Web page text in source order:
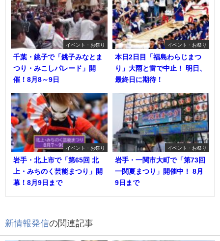
イベント・お祭り
千葉・銚子で「銚子みなとま
つり・みこしパレード」開
催！8月8～9日
イベント・お祭り
本日2日目「福島わらじまつ
り」大雨と雷で中止！ 明日、
最終日に期待！
イベント・お祭り
岩手・北上市で「第65回 北
上・みちのく芸能まつり」開
幕！8月9日まで
イベント・お祭り
岩手・一関市大町で「第73回
一関夏まつり」開催中！ 8月
9日まで
新情報発信の関連記事